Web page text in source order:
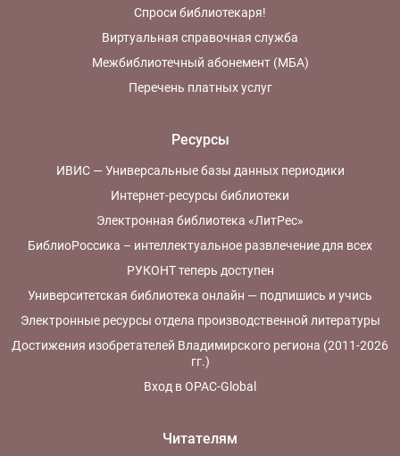
Спроси библиотекаря!
Виртуальная справочная служба
Межбиблиотечный абонемент (МБА)
Перечень платных услуг
Ресурсы
ИВИС — Универсальные базы данных периодики
Интернет-ресурсы библиотеки
Электронная библиотека «ЛитРес»
БиблиоРоссика – интеллектуальное развлечение для всех
РУКОНТ теперь доступен
Университетская библиотека онлайн — подпишись и учись
Электронные ресурсы отдела производственной литературы
Достижения изобретателей Владимирского региона (2011-2026
гг.)
Вход в OPAC-Global
Читателям